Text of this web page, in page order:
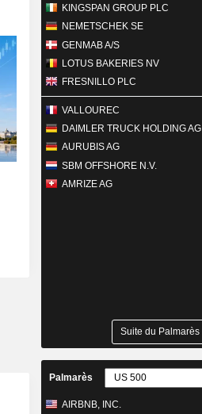
KINGSPAN GROUP PLC
NEMETSCHEK SE
GENMAB A/S
LOTUS BAKERIES NV
FRESNILLO PLC
VALLOUREC
DAIMLER TRUCK HOLDING AG
AURUBIS AG
SBM OFFSHORE N.V.
AMRIZE AG
Suite du Palmarès
Palmarès
AIRBNB, INC.